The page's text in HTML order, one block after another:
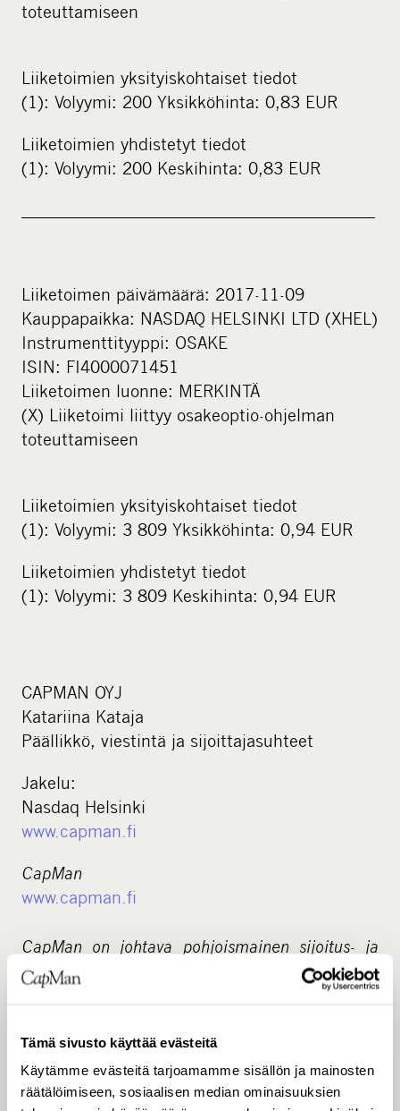
Tämä sivusto käyttää evästeitä
Käytämme evästeitä tarjoamamme sisällön ja mainosten
räätälöimiseen, sosiaalisen median ominaisuuksien
toteuttamiseen
Liiketoimien yksityiskohtaiset tiedot
(1): Volyymi: 200 Yksikköhinta: 0,83 EUR
Liiketoimien yhdistetyt tiedot
(1): Volyymi: 200 Keskihinta: 0,83 EUR
Liiketoimen päivämäärä: 2017-11-09
Kauppapaikka: NASDAQ HELSINKI LTD (XHEL)
Instrumenttityyppi: OSAKE
ISIN: FI4000071451
Liiketoimen luonne: MERKINTÄ
(X) Liiketoimi liittyy osakeoptio-ohjelman
toteuttamiseen
Liiketoimien yksityiskohtaiset tiedot
(1): Volyymi: 3 809 Yksikköhinta: 0,94 EUR
Liiketoimien yhdistetyt tiedot
(1): Volyymi: 3 809 Keskihinta: 0,94 EUR
CAPMAN OYJ
Katariina Kataja
Päällikkö, viestintä ja sijoittajasuhteet
Jakelu:
Nasdaq Helsinki
www.capman.fi
CapMan
www.capman.fi
CapMan on johtava pohjoismainen sijoitus- ja
erikoistunut varainhoitoyhtiö. Olemme aktiivisesti
kehittäneet satoja yhtiöitä ja kiinteistöjä ja
yhtenä pääomasijoitusalan edelläkävijöistä
Pohjoismaissa. Palveluksessamme on 110
pääomasijoittamisen ammattilaista, ja